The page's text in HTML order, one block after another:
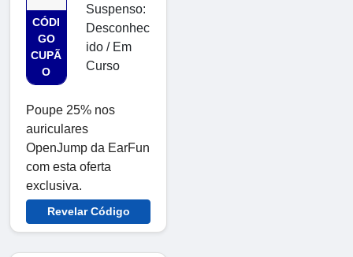
CÓDI
GO
CUPÃ
O
Suspenso:
Desconhec
ido / Em
Curso
Poupe 25% nos
auriculares
OpenJump da EarFun
com esta oferta
exclusiva.
Revelar Código